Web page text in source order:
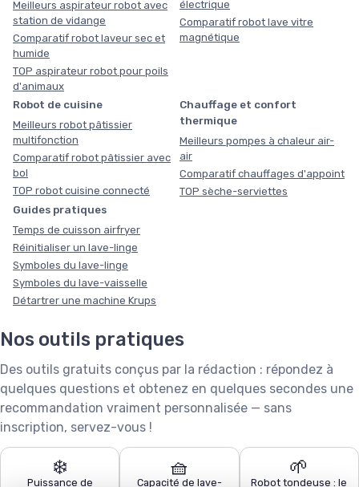
Meilleurs aspirateur robot avec
station de vidange
Comparatif robot laveur sec et
humide
TOP aspirateur robot pour poils
d'animaux
électrique
Comparatif robot lave vitre
magnétique
Robot de cuisine
Meilleurs robot pâtissier
multifonction
Comparatif robot pâtissier avec
bol
TOP robot cuisine connecté
Chauffage et confort
thermique
Meilleurs pompes à chaleur air-
air
Comparatif chauffages d'appoint
TOP sèche-serviettes
Guides pratiques
Temps de cuisson airfryer
Réinitialiser un lave-linge
Symboles du lave-linge
Symboles du lave-vaisselle
Détartrer une machine Krups
Nos outils pratiques
Des outils gratuits conçus par la rédaction : répondez à
quelques questions et obtenez en quelques secondes une
recommandation vraiment personnalisée — sans
inscription, servez-vous !
❄️
Puissance de
🧺
Capacité de lave-
🌱
Robot tondeuse : le